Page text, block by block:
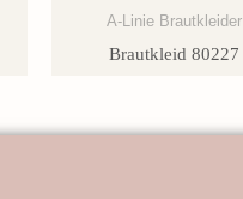
A-Linie Brautkleider
Brautkleid 80227